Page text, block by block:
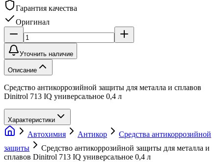
Гарантия качества
Оригинал
Уточнить наличие
Описание
Средство антикоррозийной защиты для металла и сплавов
Dinitrol 713 IQ универсальное 0,4 л
Характеристики
Автохимия Антикор
Средства антикоррозийной
защиты
Средство антикоррозийной защиты для металла и
сплавов Dinitrol 713 IQ универсальное 0,4 л